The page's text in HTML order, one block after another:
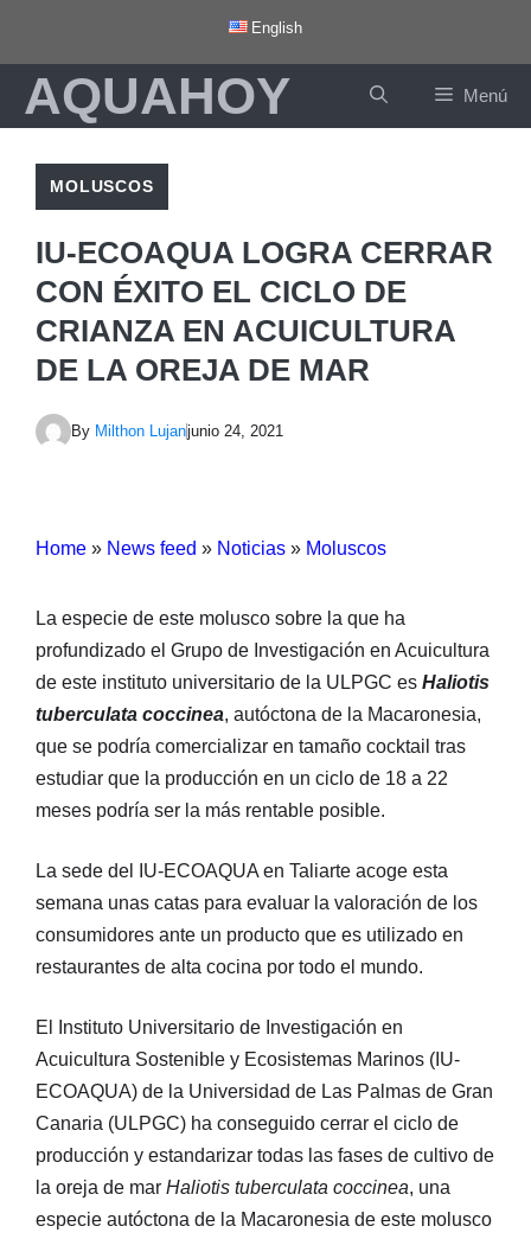
contenido
English
AQUAHOY Menú
MOLUSCOS
IU-ECOAQUA LOGRA CERRAR
CON ÉXITO EL CICLO DE
CRIANZA EN ACUICULTURA
DE LA OREJA DE MAR
By Milthon Lujanjunio 24, 2021
Home » News feed » Noticias » Moluscos
La especie de este molusco sobre la que ha
profundizado el Grupo de Investigación en Acuicultura
de este instituto universitario de la ULPGC es Haliotis
tuberculata coccinea, autóctona de la Macaronesia,
que se podría comercializar en tamaño cocktail tras
estudiar que la producción en un ciclo de 18 a 22
meses podría ser la más rentable posible.
La sede del IU-ECOAQUA en Taliarte acoge esta
semana unas catas para evaluar la valoración de los
consumidores ante un producto que es utilizado en
restaurantes de alta cocina por todo el mundo.
El Instituto Universitario de Investigación en
Acuicultura Sostenible y Ecosistemas Marinos (IU-
ECOAQUA) de la Universidad de Las Palmas de Gran
Canaria (ULPGC) ha conseguido cerrar el ciclo de
producción y estandarizar todas las fases de cultivo de
la oreja de mar Haliotis tuberculata coccinea, una
especie autóctona de la Macaronesia de este molusco